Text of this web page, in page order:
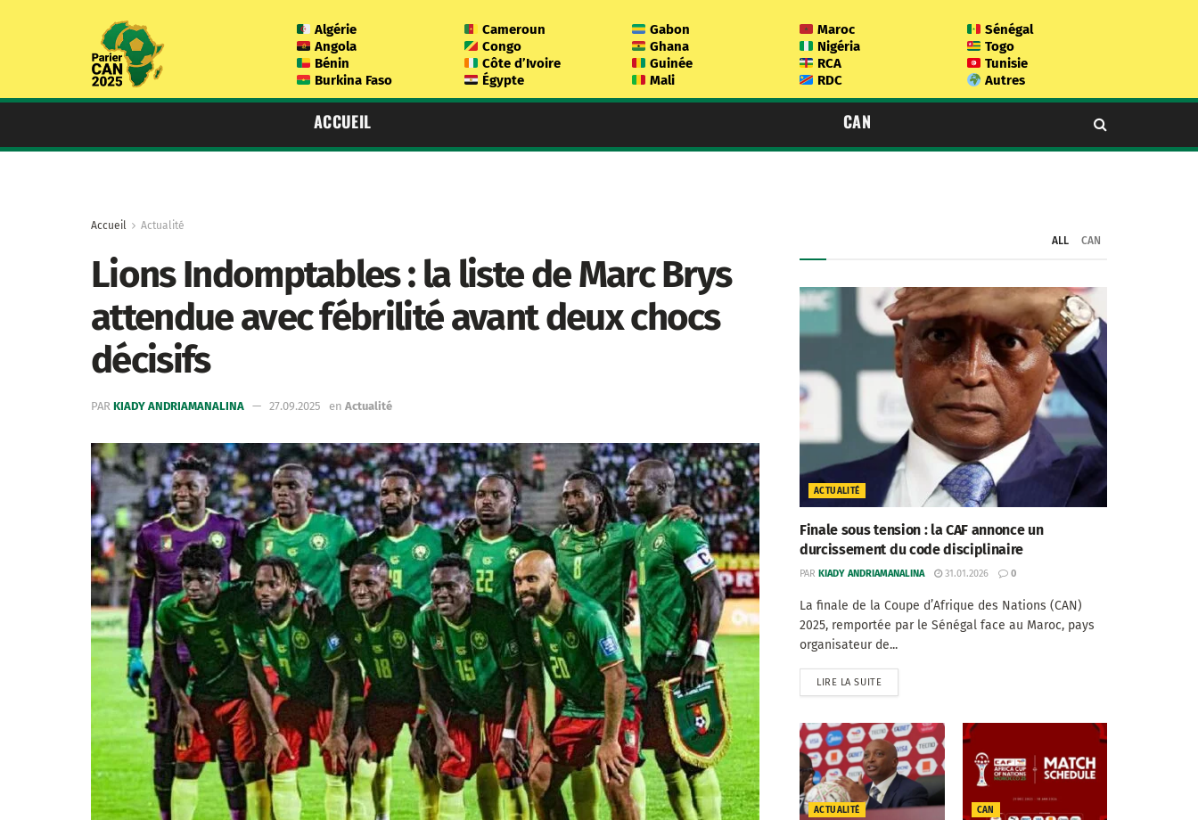
Algérie
Angola
Bénin
Burkina Faso
Cameroun
Congo
Côte d’Ivoire
Égypte
Gabon
Ghana
Guinée
Mali
Maroc
Nigéria
RCA
RDC
Sénégal
Togo
Tunisie
Autres
ACCUEIL CAN
Accueil Actualité
Lions Indomptables : la liste de Marc Brys
attendue avec fébrilité avant deux chocs
décisifs
PAR KIADY ANDRIAMANALINA 27.09.2025 en Actualité
ALL CAN
ACTUALITÉ
Finale sous tension : la CAF annonce un
durcissement du code disciplinaire
PAR KIADY ANDRIAMANALINA 31.01.2026 0
La finale de la Coupe d’Afrique des Nations (CAN)
2025, remportée par le Sénégal face au Maroc, pays
organisateur de...
LIRE LA SUITE
ACTUALITÉ CAN